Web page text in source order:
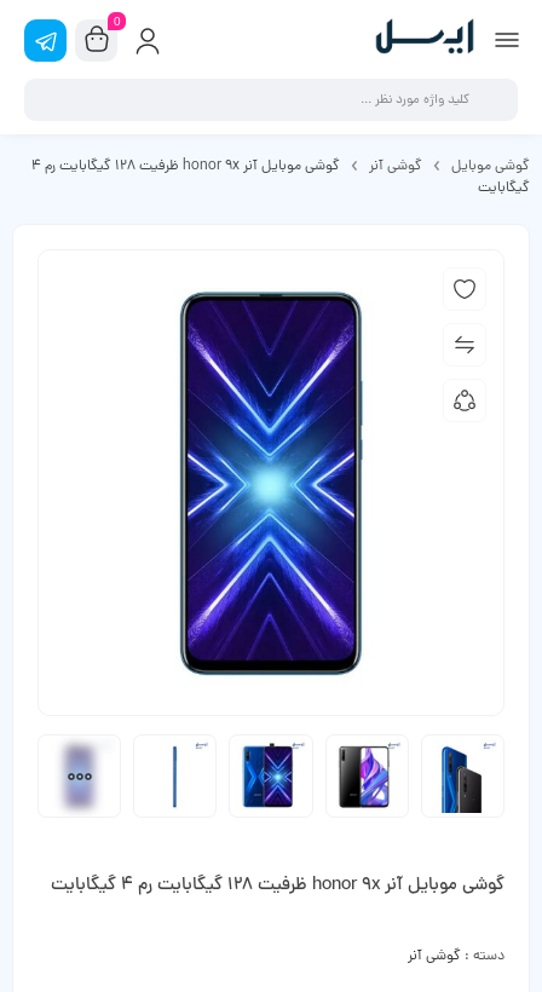
0
گوشی موبایل گوشی آنر
گوشی موبایل آنر honor 9x ظرفیت 128 گیگابایت رم 4
گیگابایت
گوشی موبایل آنر honor 9x ظرفیت 128 گیگابایت رم 4 گیگابایت
دسته : گوشی آنر